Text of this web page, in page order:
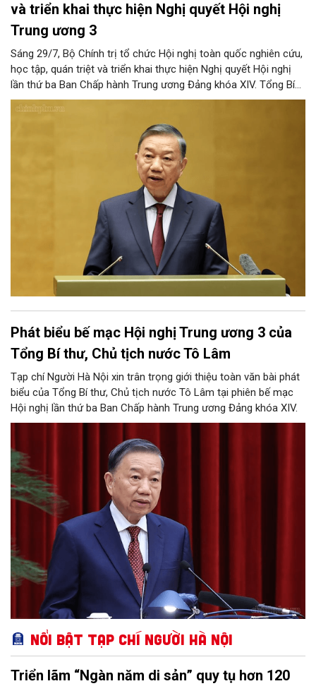
và triển khai thực hiện Nghị quyết Hội nghị
Trung ương 3
Sáng 29/7, Bộ Chính trị tổ chức Hội nghị toàn quốc nghiên cứu,
học tập, quán triệt và triển khai thực hiện Nghị quyết Hội nghị
lần thứ ba Ban Chấp hành Trung ương Đảng khóa XIV. Tổng Bí
thư, Chủ tịch nước Tô Lâm đã có bài phát biểu chỉ đạo quan
trọng. Tạp chí Người Hà Nội trân trọng giới thiệu toàn văn bài
phát biểu của đồng chí Tổng Bí thư, Chủ tịch nước.
Phát biểu bế mạc Hội nghị Trung ương 3 của
Tổng Bí thư, Chủ tịch nước Tô Lâm
Tạp chí Người Hà Nội xin trân trọng giới thiệu toàn văn bài phát
biểu của Tổng Bí thư, Chủ tịch nước Tô Lâm tại phiên bế mạc
Hội nghị lần thứ ba Ban Chấp hành Trung ương Đảng khóa XIV.
Nổi bật Tạp chí Người Hà Nội
Triển lãm “Ngàn năm di sản” quy tụ hơn 120